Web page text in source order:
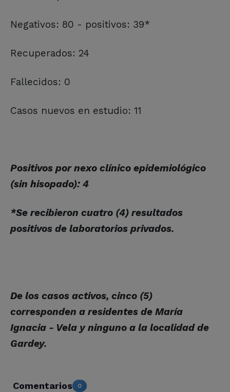
Negativos: 80 - positivos: 39*
Recuperados: 24
Fallecidos: 0
Casos nuevos en estudio: 11
Positivos por nexo clínico epidemiológico
(sin hisopado): 4
*Se recibieron cuatro (4) resultados
positivos de laboratorios privados.
De los casos activos, cinco (5)
corresponden a residentes de María
Ignacia - Vela y ninguno a la localidad de
Gardey.
Comentarios 0